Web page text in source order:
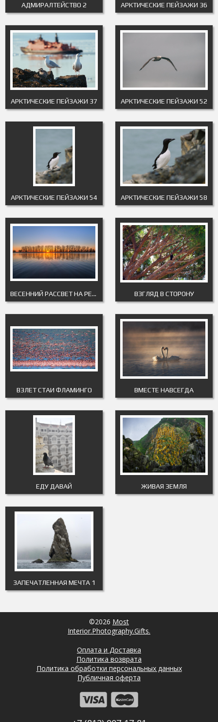
АДМИРАЛТЕЙСТВО 2 АРКТИЧЕСКИЕ ПЕЙЗАЖИ 36
АРКТИЧЕСКИЕ ПЕЙЗАЖИ 37 АРКТИЧЕСКИЕ ПЕЙЗАЖИ 52
АРКТИЧЕСКИЕ ПЕЙЗАЖИ 54 АРКТИЧЕСКИЕ ПЕЙЗАЖИ 58
ВЕСЕННИЙ РАССВЕТ НА РЕКЕ ВЗГЛЯД В СТОРОНУ
ВЗЛЕТ СТАИ ФЛАМИНГО ВМЕСТЕ НАВСЕГДА
ЕДУ ДАВАЙ ЖИВАЯ ЗЕМЛЯ
ЗАПЕЧАТЛЕННАЯ МЕЧТА 1
©2026 Most
Interior.Photography.Gifts.
Оплата и Доставка
Политика возврата
Политика обработки персональных данных
Публичная оферта